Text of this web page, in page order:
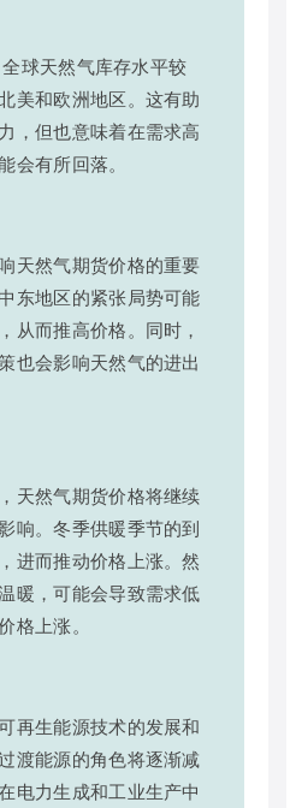
球天然气库存水平较
美和欧洲地区。这有助
，但也意味着在需求高
会有所回落。
天然气期货价格的重要
东地区的紧张局势可能
从而推高价格。同时，
也会影响天然气的进出
天然气期货价格将继续
响。冬季供暖季节的到
进而推动价格上涨。然
暖，可能会导致需求低
格上涨。
再生能源技术的发展和
渡能源的角色将逐渐减
电力生成和工业生产中